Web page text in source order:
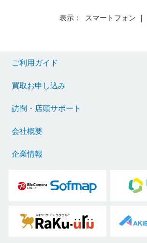
表示： スマートフォン ｜
ご利用ガイド
買取お申し込み
訪問・店頭サポート
会社概要
企業情報